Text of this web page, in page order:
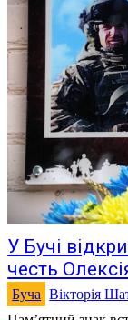
У Бучі
честь
Буча Вікторія